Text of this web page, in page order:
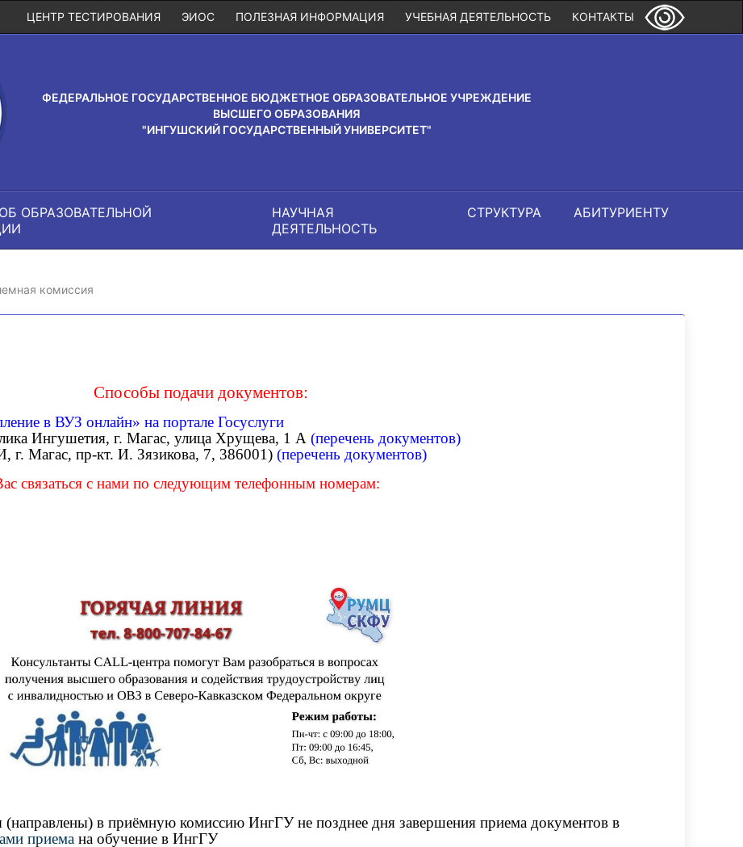
КОНТАКТЫ
УЧЕБНАЯ ДЕЯТЕЛЬНОСТЬ
ПОЛЕЗНАЯ ИНФОРМАЦИЯ
ЭИОС
ЦЕНТР ТЕСТИРОВАНИЯ
ФЕДЕРАЛЬНОЕ ГОСУДАРСТВЕННОЕ БЮДЖЕТНОЕ ОБРАЗОВАТЕЛЬНОЕ УЧРЕЖДЕНИЕ
ВЫСШЕГО ОБРАЗОВАНИЯ
"ИНГУШСКИЙ ГОСУДАРСТВЕННЫЙ УНИВЕРСИТЕТ"
ОБРАЗОВАТЕЛЬНОЙ
НАУЧНАЯ
ДЕЯТЕЛЬНОСТЬ
СТРУКТУРА АБИТУРИЕНТУ
комиссия
Способы подачи документов:
в ВУЗ онлайн» на портале Госуслуги
Ингушетия, г. Магас, улица Хрущева, 1 А (перечень документов)
г. Магас, пр-кт. И. Зязикова, 7, 386001) (перечень документов)
связаться с нами по следующим телефонным номерам:
в приёмную комиссию ИнгГУ не позднее дня завершения приема документов в
приема на обучение в ИнгГУ